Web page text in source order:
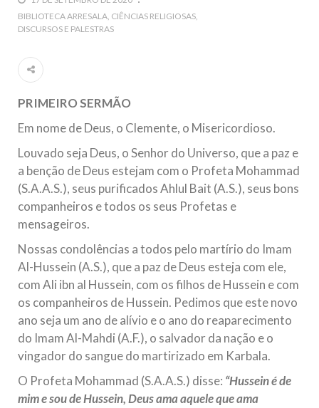
5 DE NOVEMBRO DE 2013
Ano Novo Islâmico e Início de Muharam
Islâmico no Brasil parabeniza a nação islâmica pela chegada
no ano novo muçulmano de 1435 Hejrita. Desejamos a
todos os irmãos e irmãs um novo
10 DE NOVEMBRO DE 2013
Falecimento do Imam Ali Ibn Al-Hussein
Em nome de Deus, o Clemente, o Misericordioso! Diante da
data em que relembramos o martírio do quarto Imam dos
muçulmanos, o Imam Ali Ibn Al-Hussein Ibn Ali Ibn Abi Táleb
(A.S.), conhecido por “Zein Al-Ábidin” (Formosura
NOTÍCIAS
Centro Islâmico no Brasil recebe o ex-
ministro das Relações Exteriores da
República Islâmica do Irã
Na noite da quinta-feira, 03 de Abril, o Centro Islâmico no
Brasil recebeu em sua sede, em São Paulo, o ex-ministro das
Relações Exteriores da República Islâmica do Irã, Sr. Kamal
Kharrazi, que encontra-se visitando
BIBLIOTECA ARRESALA CIÊNCIAS RELIGIOSAS
DISCURSOS E PALESTRAS
PRIMEIRO SERMÃO
Em nome de Deus, o Clemente, o Misericordioso.
Louvado seja Deus, o Senhor do Universo, que a paz e
a benção de Deus estejam com o Profeta Mohammad
(S.A.A.S.), seus purificados Ahlul Bait (A.S.), seus bons
companheiros e todos os seus Profetas e
mensageiros.
Nossas condolências a todos pelo martírio do Imam
Al-Hussein (A.S.), que a paz de Deus esteja com ele,
com Ali ibn al Hussein, com os filhos de Hussein e com
os companheiros de Hussein. Pedimos que este novo
ano seja um ano de alívio e o ano do reaparecimento
do Imam Al-Mahdi (A.F.), o salvador da nação e o
vingador do sangue do martirizado em Karbala.
O Profeta Mohammad (S.A.A.S.) disse: “Hussein é de
mim e sou de Hussein, Deus ama aquele que ama